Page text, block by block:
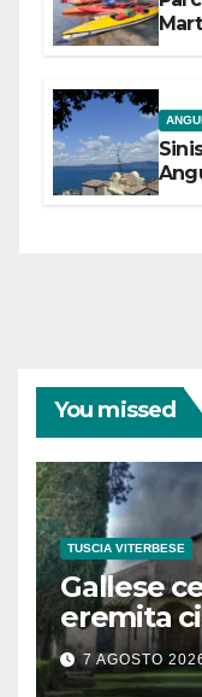
You missed
TUSCIA VITERBESE
Gallese
eremita
secolo
7 AGOSTO